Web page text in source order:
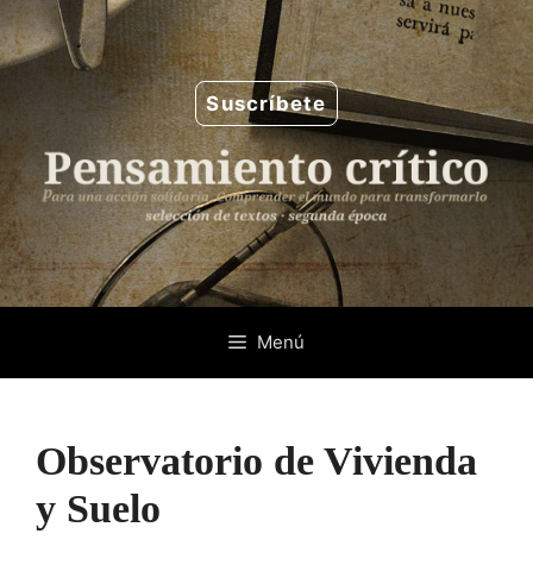
Saltar
al
contenido
Suscríbete
Menú
Observatorio de Vivienda
y Suelo